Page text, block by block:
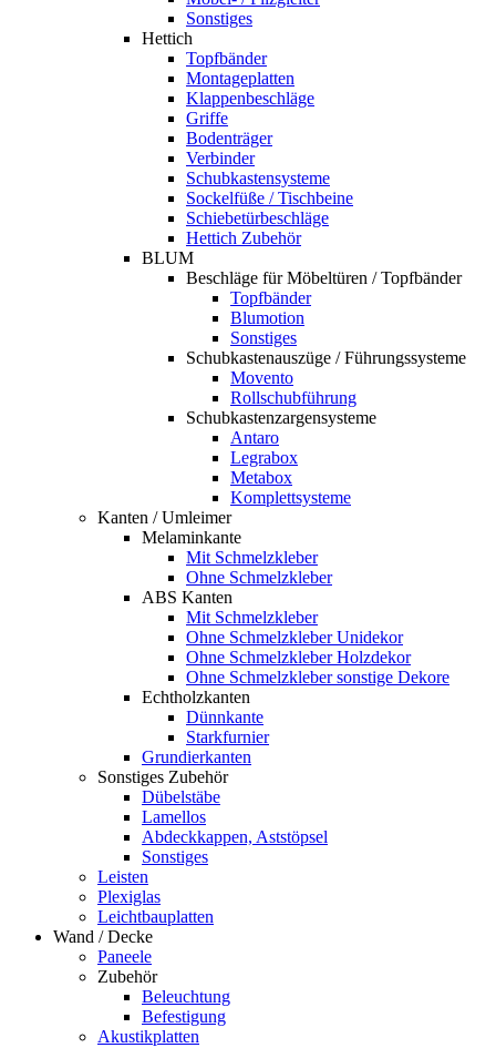
Sonstiges
Hettich
Topfbänder
Montageplatten
Klappenbeschläge
Griffe
Bodenträger
Verbinder
Schubkastensysteme
Sockelfüße / Tischbeine
Schiebetürbeschläge
Hettich Zubehör
BLUM
Beschläge für Möbeltüren / Topfbänder
Topfbänder
Blumotion
Sonstiges
Schubkastenauszüge / Führungssysteme
Movento
Rollschubführung
Schubkastenzargensysteme
Antaro
Legrabox
Metabox
Komplettsysteme
Kanten / Umleimer
Melaminkante
Mit Schmelzkleber
Ohne Schmelzkleber
ABS Kanten
Mit Schmelzkleber
Ohne Schmelzkleber Unidekor
Ohne Schmelzkleber Holzdekor
Ohne Schmelzkleber sonstige Dekore
Echtholzkanten
Dünnkante
Starkfurnier
Grundierkanten
Sonstiges Zubehör
Dübelstäbe
Lamellos
Abdeckkappen, Aststöpsel
Sonstiges
Leisten
Plexiglas
Leichtbauplatten
Wand / Decke
Paneele
Zubehör
Beleuchtung
Befestigung
Akustikplatten